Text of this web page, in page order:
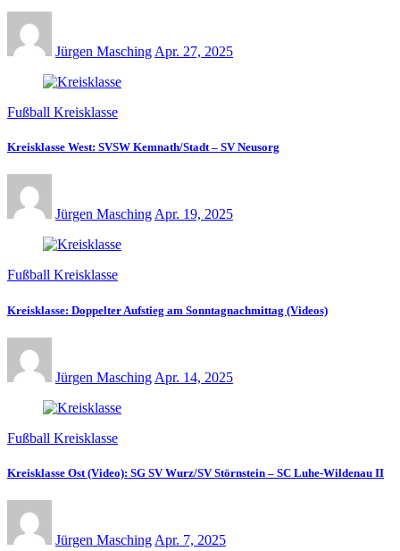
Jürgen Masching Apr. 27, 2025
Fußball Kreisklasse
Kreisklasse West: SVSW Kemnath/Stadt – SV Neusorg
Jürgen MaschingApr. 19, 2025
Fußball Kreisklasse
Kreisklasse: Doppelter Aufstieg am Sonntagnachmittag (Videos)
Jürgen Masching Apr. 14, 2025
Fußball Kreisklasse
Kreisklasse Ost (Video): SG SV Wurz/SV Störnstein – SC Luhe-Wildenau II
Jürgen Masching Apr. 7, 2025